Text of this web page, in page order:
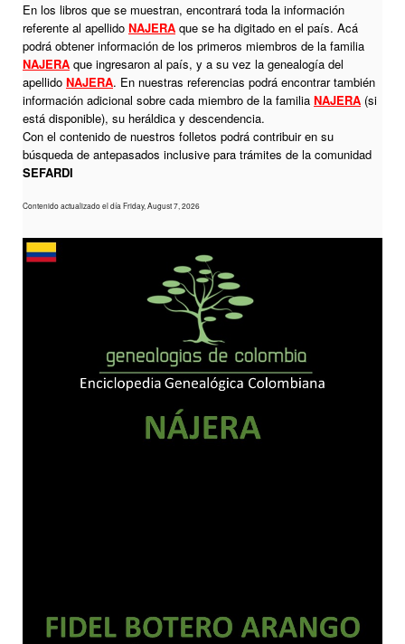
En los libros que se muestran, encontrará toda la información
referente al apellido NAJERA que se ha digitado en el país. Acá
podrá obtener información de los primeros miembros de la familia
NAJERA que ingresaron al país, y a su vez la genealogía del
apellido NAJERA. En nuestras referencias podrá encontrar también
información adicional sobre cada miembro de la familia NAJERA (si
está disponible), su heráldica y descendencia.
Con el contenido de nuestros folletos podrá contribuir en su
búsqueda de antepasados inclusive para trámites de la comunidad
SEFARDI
Contenido actualizado el día Friday, August 7, 2026